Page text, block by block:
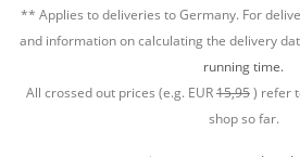
** Applies to deliveries to Germany. For
and information on calculating the delivery
running time.
All crossed out prices (e.g. EUR15,95) refer
shop so far.